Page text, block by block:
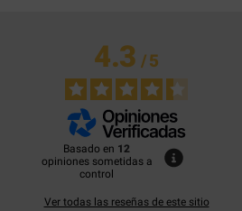
4.3/5
Basado en 12
opiniones sometidas a
control
Ver todas las reseñas de este sitio